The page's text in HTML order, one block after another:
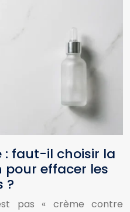
: faut-il choisir la
pour effacer les
?
pas « crème contre